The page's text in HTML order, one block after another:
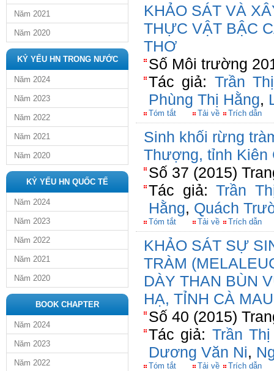
Năm 2021
Năm 2020
KỶ YẾU HN TRONG NƯỚC
Năm 2024
Năm 2023
Năm 2022
Năm 2021
Năm 2020
KỶ YẾU HN QUỐC TẾ
Năm 2024
Năm 2023
Năm 2022
Năm 2021
Năm 2020
BOOK CHAPTER
Năm 2024
Năm 2023
Năm 2022
KHẢO SÁT VÀ
THỰC VẬT BẬC
THƠ
Số Môi trường
Tác giả: Trần
Phùng Thị Hằng,
Tóm tắt Tải về Trích dẫn
Sinh khối rừng
Thượng, tỉnh Kiên
Số 37 (2015)
Tác giả:Trần
Hằng, Quách
Tóm tắt Tải về Trích dẫn
KHẢO SÁT SỰ
TRÀM
DÀY THAN BÙN
HẠ, TỈNH CÀ MAU
Số 40 (2015)
Tác giả: Trần
Dương Văn Ni,
Tóm tắt Tải về Trích dẫn